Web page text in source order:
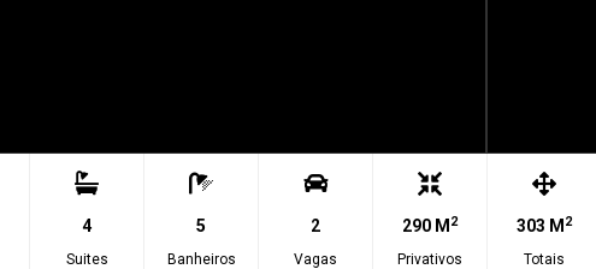
4
Suites
5
Banheiros
2
Vagas
290 M 2
Privativos
303 M 2
Totais